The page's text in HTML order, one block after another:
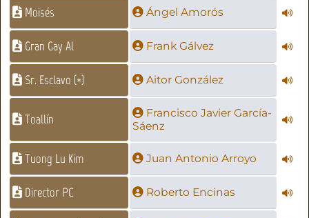
Moisés Ángel Amorós
Gran Gay Al Frank Gálvez
Sr. Esclavo (*) Aitor González
Toallín
Francisco Javier García-
Sáenz
Tuong Lu Kim Juan Antonio Arroyo
Director PC Roberto Encinas